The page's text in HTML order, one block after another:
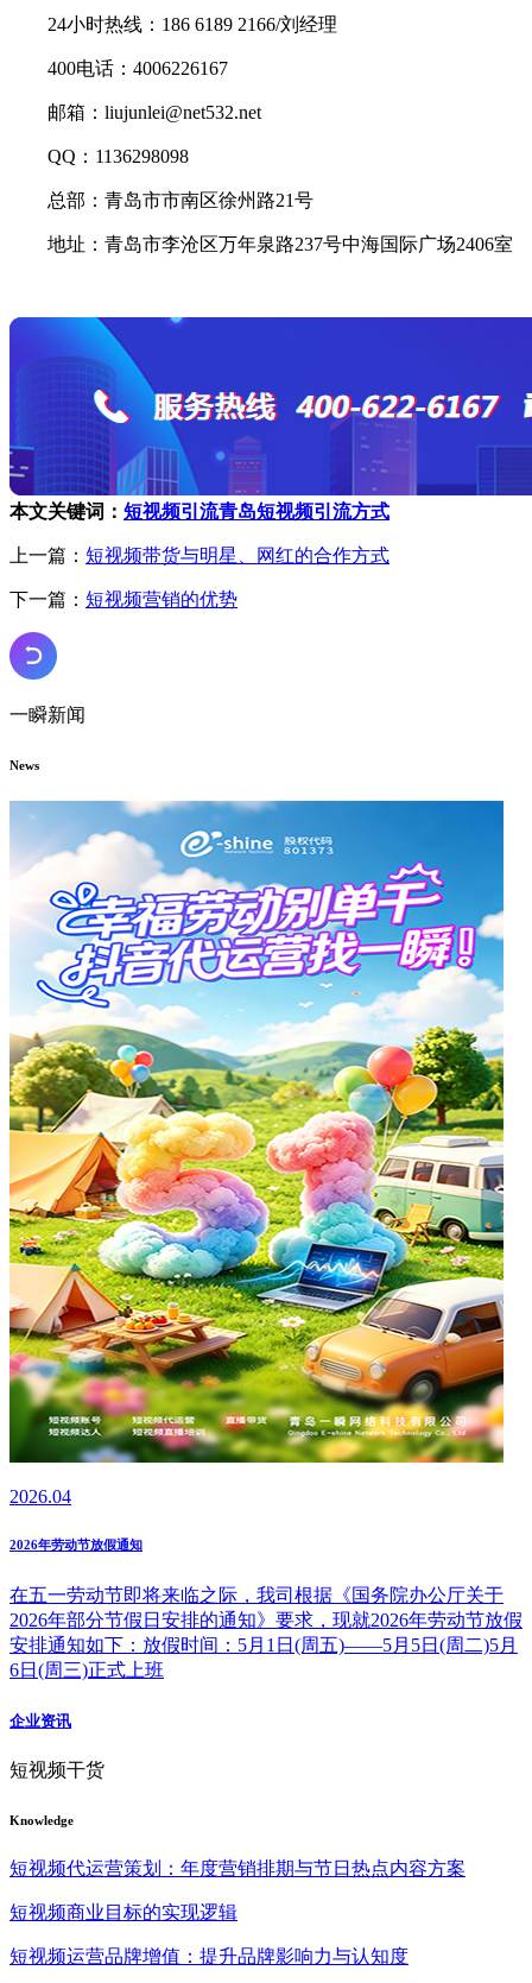
24小时热线：186 6189 2166/刘经理
400电话：4006226167
邮箱：liujunlei@net532.net
QQ：1136298098
总部：青岛市市南区徐州路21号
地址：青岛市李沧区万年泉路237号中海国际广场2406室
本文关键词： 短视频引流青岛短视频引流方式
上一篇： 短视频带货与明星、网红的合作方式
下一篇： 短视频营销的优势
一瞬新闻
News
2026.04
2026年劳动节放假通知
在五一劳动节即将来临之际，我司根据《国务院办公厅关于
2026年部分节假日安排的通知》要求，现就2026年劳动节放假
安排通知如下：放假时间：5月1日(周五)——5月5日(周二)5月
6日(周三)正式上班
企业资讯
短视频干货
Knowledge
短视频代运营策划：年度营销排期与节日热点内容方案
短视频商业目标的实现逻辑
短视频运营品牌增值：提升品牌影响力与认知度